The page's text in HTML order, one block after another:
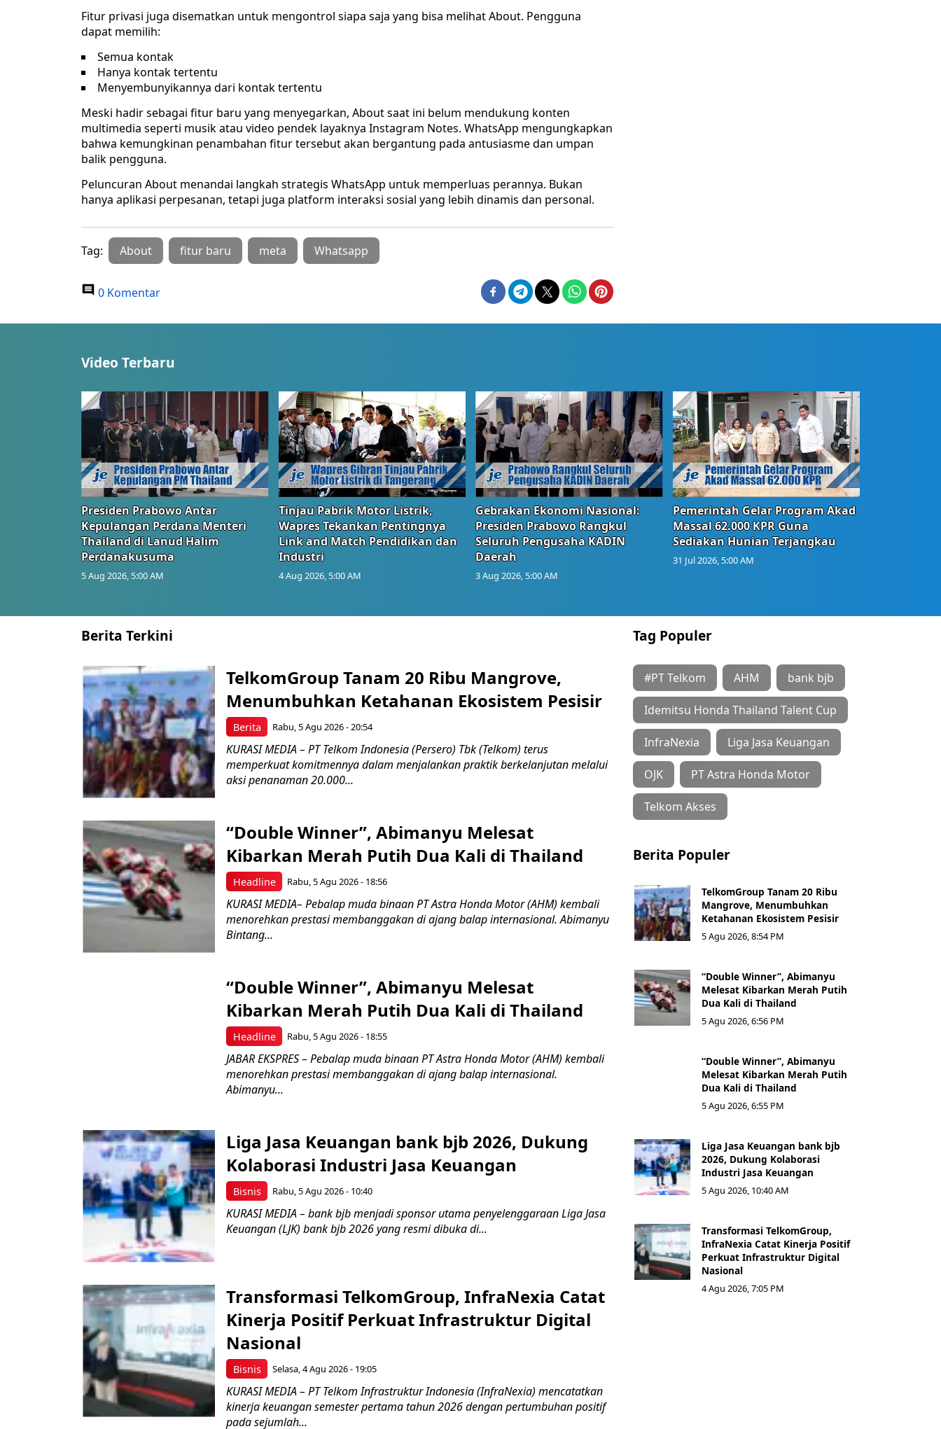
Fitur privasi juga disematkan untuk mengontrol siapa saja yang bisa melihat About. Pengguna
dapat memilih:
Semua kontak
Hanya kontak tertentu
Menyembunyikannya dari kontak tertentu
Meski hadir sebagai fitur baru yang menyegarkan, About saat ini belum mendukung konten
multimedia seperti musik atau video pendek layaknya Instagram Notes. WhatsApp mengungkapkan
bahwa kemungkinan penambahan fitur tersebut akan bergantung pada antusiasme dan umpan
balik pengguna.
Peluncuran About menandai langkah strategis WhatsApp untuk memperluas perannya. Bukan
hanya aplikasi perpesanan, tetapi juga platform interaksi sosial yang lebih dinamis dan personal.
Tag: About fitur baru meta Whatsapp
0 Komentar
Video Terbaru
Presiden Prabowo Antar
Kepulangan Perdana Menteri
Thailand di Lanud Halim
Perdanakusuma
5 Aug 2026, 5:00 AM
Tinjau Pabrik Motor Listrik,
Wapres Tekankan Pentingnya
Link and Match Pendidikan dan
Industri
4 Aug 2026, 5:00 AM
Gebrakan Ekonomi Nasional:
Presiden Prabowo Rangkul
Seluruh Pengusaha KADIN
Daerah
3 Aug 2026, 5:00 AM
Pemerintah Gelar Program Akad
Massal 62.000 KPR Guna
Sediakan Hunian Terjangkau
31 Jul 2026, 5:00 AM
Berita Terkini
Berita
TelkomGroup Tanam 20 Ribu Mangrove,
Menumbuhkan Ketahanan Ekosistem Pesisir
Rabu, 5 Agu 2026 - 20:54
KURASI MEDIA – PT Telkom Indonesia (Persero) Tbk (Telkom) terus
memperkuat komitmennya dalam menjalankan praktik berkelanjutan melalui
aksi penanaman 20.000...
Headline
“Double Winner”, Abimanyu Melesat
Kibarkan Merah Putih Dua Kali di Thailand
Rabu, 5 Agu 2026 - 18:56
KURASI MEDIA– Pebalap muda binaan PT Astra Honda Motor (AHM) kembali
menorehkan prestasi membanggakan di ajang balap internasional. Abimanyu
Bintang...
Headline
“Double Winner”, Abimanyu Melesat
Kibarkan Merah Putih Dua Kali di Thailand
Rabu, 5 Agu 2026 - 18:55
JABAR EKSPRES – Pebalap muda binaan PT Astra Honda Motor (AHM) kembali
menorehkan prestasi membanggakan di ajang balap internasional.
Abimanyu...
Bisnis
Liga Jasa Keuangan bank bjb 2026, Dukung
Kolaborasi Industri Jasa Keuangan
Rabu, 5 Agu 2026 - 10:40
KURASI MEDIA – bank bjb menjadi sponsor utama penyelenggaraan Liga Jasa
Keuangan (LJK) bank bjb 2026 yang resmi dibuka di...
Bisnis
Transformasi TelkomGroup, InfraNexia Catat
Kinerja Positif Perkuat Infrastruktur Digital
Nasional
Selasa, 4 Agu 2026 - 19:05
KURASI MEDIA – PT Telkom Infrastruktur Indonesia (InfraNexia) mencatatkan
kinerja keuangan semester pertama tahun 2026 dengan pertumbuhan positif
pada sejumlah...
Tag Populer
#PT Telkom AHM bank bjb
Idemitsu Honda Thailand Talent Cup
InfraNexia Liga Jasa Keuangan
OJK PT Astra Honda Motor
Telkom Akses
Berita Populer
TelkomGroup Tanam 20 Ribu
Mangrove, Menumbuhkan
Ketahanan Ekosistem Pesisir
5 Agu 2026, 8:54 PM
“Double Winner”, Abimanyu
Melesat Kibarkan Merah Putih
Dua Kali di Thailand
5 Agu 2026, 6:56 PM
“Double Winner”, Abimanyu
Melesat Kibarkan Merah Putih
Dua Kali di Thailand
5 Agu 2026, 6:55 PM
Liga Jasa Keuangan bank bjb
2026, Dukung Kolaborasi
Industri Jasa Keuangan
5 Agu 2026, 10:40 AM
Transformasi TelkomGroup,
InfraNexia Catat Kinerja Positif
Perkuat Infrastruktur Digital
Nasional
4 Agu 2026, 7:05 PM